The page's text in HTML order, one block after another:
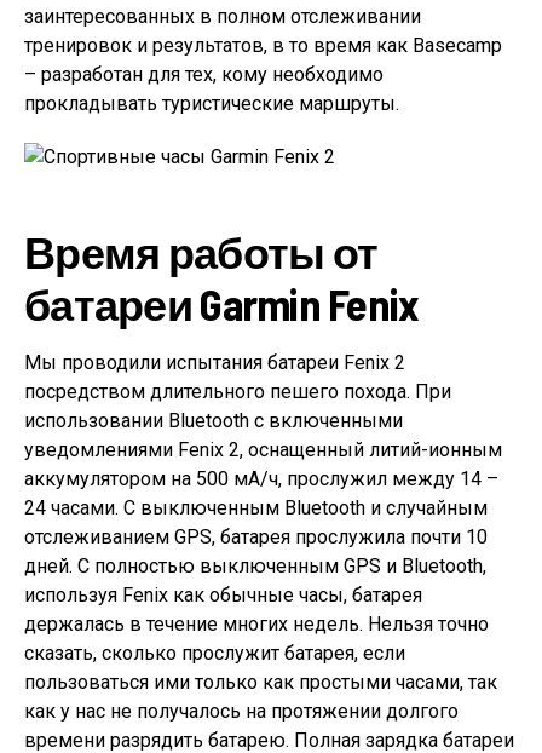
заинтересованных в полном отслеживании
тренировок и результатов, в то время как Basecamp
– разработан для тех, кому необходимо
прокладывать туристические маршруты.
Время работы от
батареи Garmin Fenix
Мы проводили испытания батареи Fenix 2
посредством длительного пешего похода. При
использовании Bluetooth с включенными
уведомлениями Fenix 2, оснащенный литий-ионным
аккумулятором на 500 мА/ч, прослужил между 14 –
24 часами. С выключенным Bluetooth и случайным
отслеживанием GPS, батарея прослужила почти 10
дней. С полностью выключенным GPS и Bluetooth,
используя Fenix как обычные часы, батарея
держалась в течение многих недель. Нельзя точно
сказать, сколько прослужит батарея, если
пользоваться ими только как простыми часами, так
как у нас не получалось на протяжении долгого
времени разрядить батарею. Полная зарядка батареи